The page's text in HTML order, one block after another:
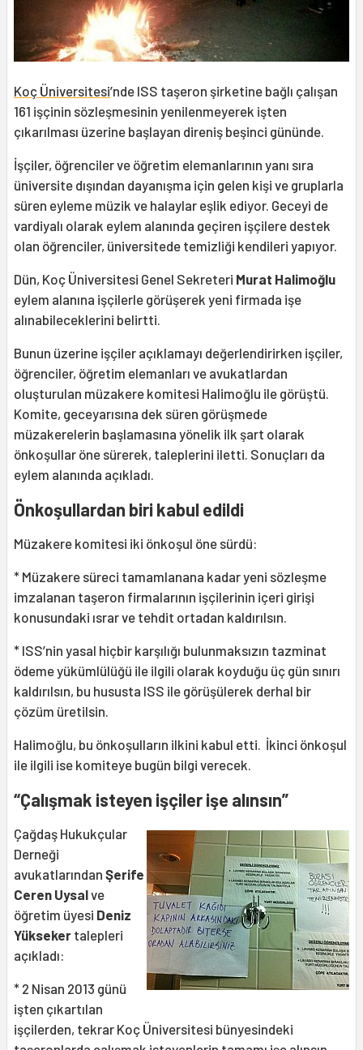
Koç Üniversitesi’nde ISS taşeron şirketine bağlı çalışan
161 işçinin sözleşmesinin yenilenmeyerek işten
çıkarılması üzerine başlayan direniş beşinci gününde.
İşçiler, öğrenciler ve öğretim elemanlarının yanı sıra
üniversite dışından dayanışma için gelen kişi ve gruplarla
süren eyleme müzik ve halaylar eşlik ediyor. Geceyi de
vardiyalı olarak eylem alanında geçiren işçilere destek
olan öğrenciler, üniversitede temizliği kendileri yapıyor.
Dün, Koç Üniversitesi Genel Sekreteri Murat Halimoğlu
eylem alanına işçilerle görüşerek yeni firmada işe
alınabileceklerini belirtti.
Bunun üzerine işçiler açıklamayı değerlendirirken işçiler,
öğrenciler, öğretim elemanları ve avukatlardan
oluşturulan müzakere komitesi Halimoğlu ile görüştü.
Komite, geceyarısına dek süren görüşmede
müzakerelerin başlamasına yönelik ilk şart olarak
önkoşullar öne sürerek, taleplerini iletti. Sonuçları da
eylem alanında açıkladı.
Önkoşullardan biri kabul edildi
Müzakere komitesi iki önkoşul öne sürdü:
* Müzakere süreci tamamlanana kadar yeni sözleşme
imzalanan taşeron firmalarının işçilerinin içeri girişi
konusundaki ısrar ve tehdit ortadan kaldırılsın.
* ISS’nin yasal hiçbir karşılığı bulunmaksızın tazminat
ödeme yükümlülüğü ile ilgili olarak koyduğu üç gün sınırı
kaldırılsın, bu hususta ISS ile görüşülerek derhal bir
çözüm üretilsin.
Halimoğlu, bu önkoşulların ilkini kabul etti. İkinci önkoşul
ile ilgili ise komiteye bugün bilgi verecek.
“Çalışmak isteyen işçiler işe alınsın”
Çağdaş Hukukçular
Derneği
avukatlarından Şerife
Ceren Uysalve
öğretim üyesi Deniz
Yükseker talepleri
açıkladı:
* 2 Nisan 2013 günü
işten çıkartılan
işçilerden, tekrar Koç Üniversitesi bünyesindeki